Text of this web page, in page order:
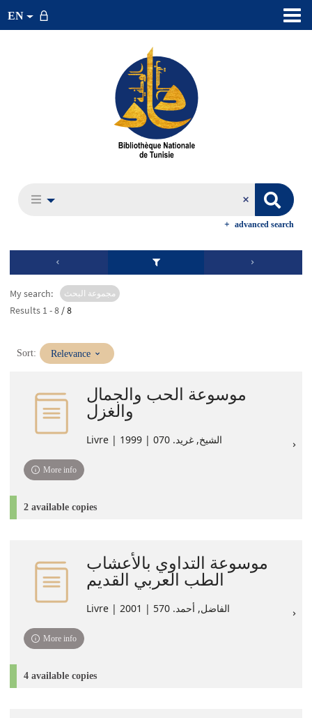
EN
advanced search
My search: مجموعة البحث
Results 1 -8 / 8
Sort: (Immediate
update)
Relevance
موسوعة الحب والجمال
والغزل
Livre | الشيخ, غريد. 070 | 1999
More info
2 available copies
موسوعة التداوي بالأعشاب
الطب العربي القديم
Livre | الفاضل, أحمد. 570 | 2001
More info
4 available copies